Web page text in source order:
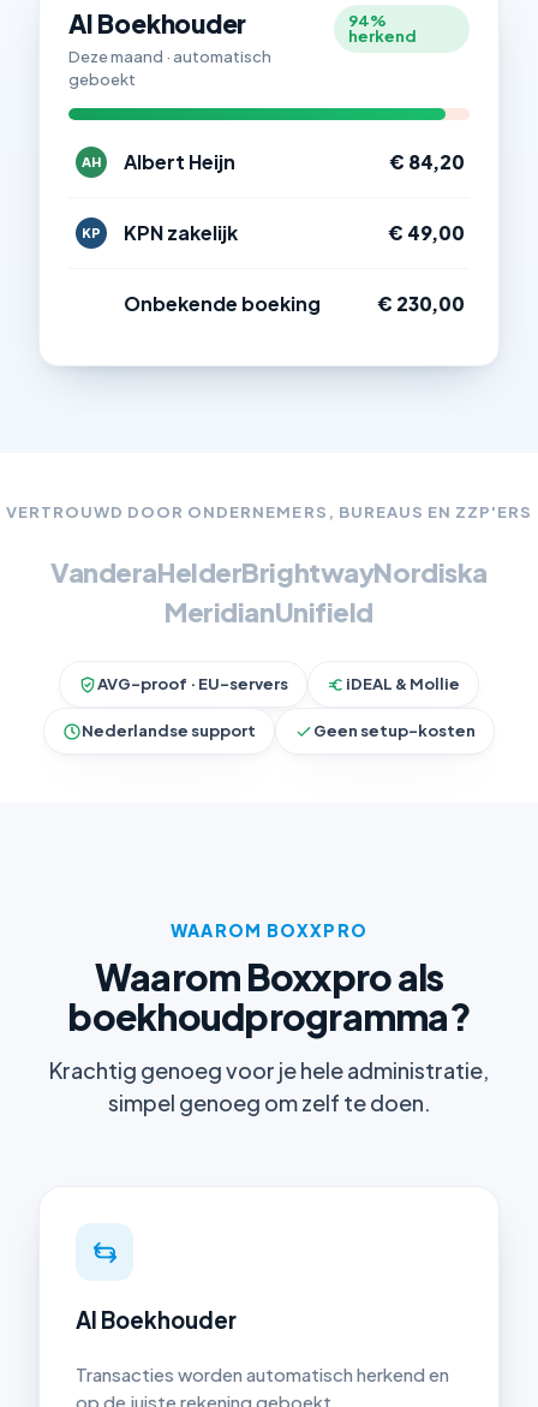
AI Boekhouder
Deze maand · automatisch
geboekt
94%
herkend
AH Albert Heijn € 84,20
KP KPN zakelijk € 49,00
Onbekende boeking € 230,00
VERTROUWD DOOR ONDERNEMERS, BUREAUS EN ZZP'ERS
VanderaHelderBrightwayNordiska
MeridianUnifield
AVG-proof · EU-servers iDEAL & Mollie
Nederlandse support Geen setup-kosten
WAAROM BOXXPRO
Waarom Boxxpro als
boekhoudprogramma?
Krachtig genoeg voor je hele administratie,
simpel genoeg om zelf te doen.
AI Boekhouder
Transacties worden automatisch herkend en
op de juiste rekening geboekt.